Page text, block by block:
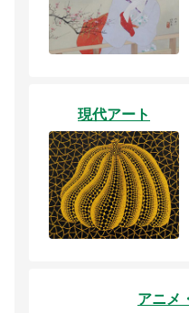
現代アート
アニメ